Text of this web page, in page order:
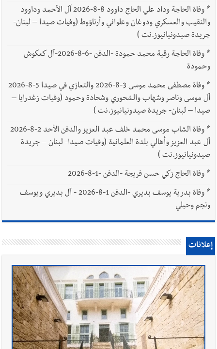
*
وفاة الحاجة وداد علي الحاج داوود 8-8-2026 آل الأحمد وداوود
والنقيب والعسكري ودوغان وعلواني وأرناؤوط (وفيات صيدا – لبنان-
جريدة صيدونيانيوز.نت )
*
وفاة الحاجة رقية محمد حمودة -الدفن -6-8-2026-آل كعكوش
وحمودة
*
وفاة مصطفى محمد موسى 3-8-2026 والتعازي في صيدا 5-8-2026
آل موسى وناصر وشهاب والشحوري وشحادة وحمود (وفيات زغدرايا –
صيدا – لبنان- جريدة صيدونيانيوز.نت )
*
وفاة الشاب موسى محمد خلف عبد العزيز والدفن الأحد 2-8-2026
آل عبد العزيز وأهالي بلدة العلمانية (وفيات صيدا- لبنان – جريدة
صيدونيانيوز.نت )
*وفاة الحاج زكي حسن فريجة -الدفن -1-8-2026
*
وفاة بدرية يوسف بديري -الدفن 1-8-2026 - آل بديري ويوسف
ونجم وحبلي
إعلانات